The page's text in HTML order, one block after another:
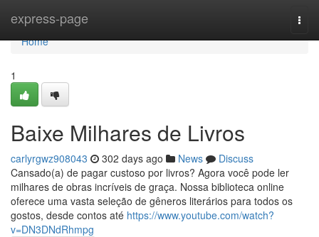
express-page
Home
Home
1
Baixe Milhares de Livros
carlyrgwz908043 302 days ago News
Discuss
Cansado(a) de pagar custoso por livros? Agora você pode ler
milhares de obras incríveis de graça. Nossa biblioteca online
oferece uma vasta seleção de gêneros literários para todos os
gostos, desde contos até https://www.youtube.com/watch?
v=DN3DNdRhmpg